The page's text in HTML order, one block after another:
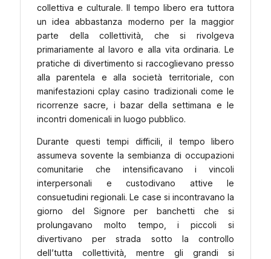
collettiva e culturale. Il tempo libero era tuttora
un idea abbastanza moderno per la maggior
parte della collettività, che si rivolgeva
primariamente al lavoro e alla vita ordinaria. Le
pratiche di divertimento si raccoglievano presso
alla parentela e alla società territoriale, con
manifestazioni cplay casino tradizionali come le
ricorrenze sacre, i bazar della settimana e le
incontri domenicali in luogo pubblico.
Durante questi tempi difficili, il tempo libero
assumeva sovente la sembianza di occupazioni
comunitarie che intensificavano i vincoli
interpersonali e custodivano attive le
consuetudini regionali. Le case si incontravano la
giorno del Signore per banchetti che si
prolungavano molto tempo, i piccoli si
divertivano per strada sotto la controllo
dell’tutta collettività, mentre gli grandi si